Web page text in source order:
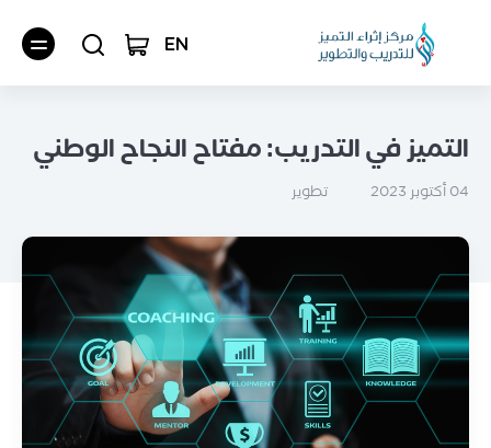
EN
التميز في التدريب: مفتاح النجاح الوطني
تطوير